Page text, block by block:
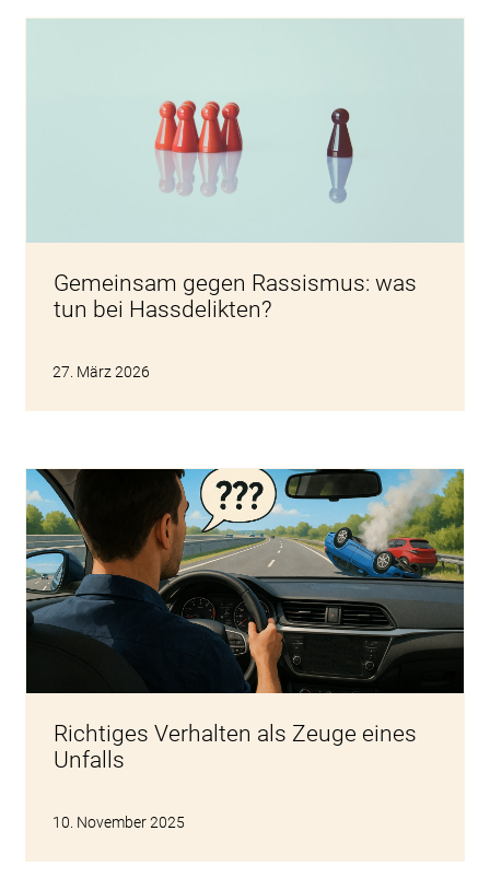
Gemeinsam gegen Rassismus: was
tun bei Hassdelikten?
27. März 2026
Richtiges Verhalten als Zeuge eines
Unfalls
10. November 2025